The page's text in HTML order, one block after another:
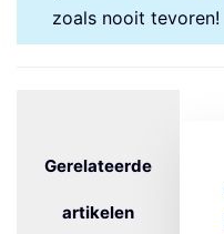
zoals nooit tevoren!
Gerelateerde
artikelen